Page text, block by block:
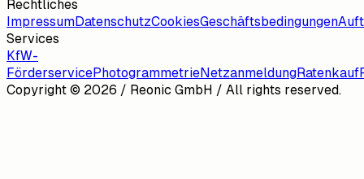
Rechtliches
ImpressumDatenschutzCookiesGeschäftsbedingungen
Services
KfW-
FörderservicePhotogrammetrieNetzanmeldungRatenkauf
Copyright © 2026 / Reonic GmbH / All rights reserved.